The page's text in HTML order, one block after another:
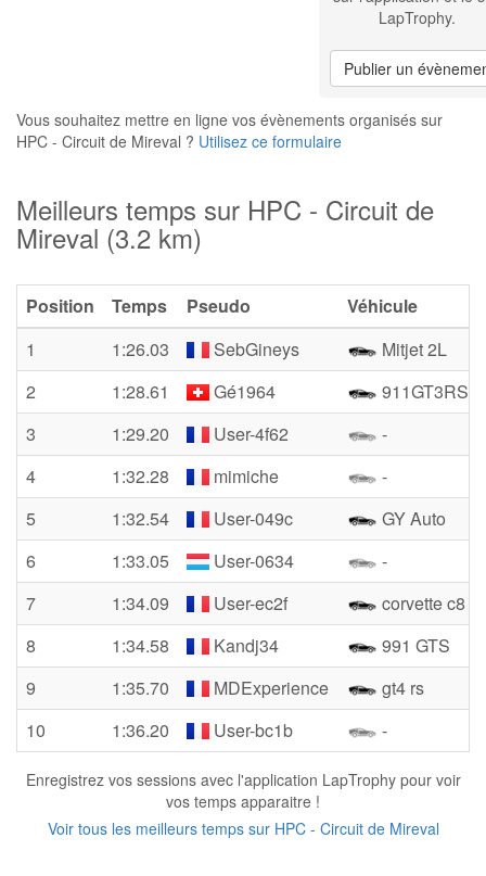
LapTrophy.
Publier un
Vous souhaitez mettre en ligne vos évènements organisés sur
HPC - Circuit de Mireval ? Utilisez ce formulaire
Meilleurs temps sur HPC - Circuit de
Mireval (3.2 km)
Position Temps Pseudo
Véhicule
1
1:26.03 SebGineys
Mitjet 2L
2
1:28.61 Gé1964
911GT3RS
3
1:29.20 User-4f62
-
4
1:32.28 mimiche
-
5
1:32.54 User-049c
GY Auto
6
1:33.05 User-0634
-
7
1:34.09 User-ec2f
corvette c8
8
1:34.58 Kandj34
991 GTS
9
1:35.70 MDExperience
gt4 rs
10
1:36.20 User-bc1b -
Enregistrez vos sessions avec l'application LapTrophy pour voir
vos temps apparaitre !
Voir tous les meilleurs temps sur HPC - Circuit de Mireval